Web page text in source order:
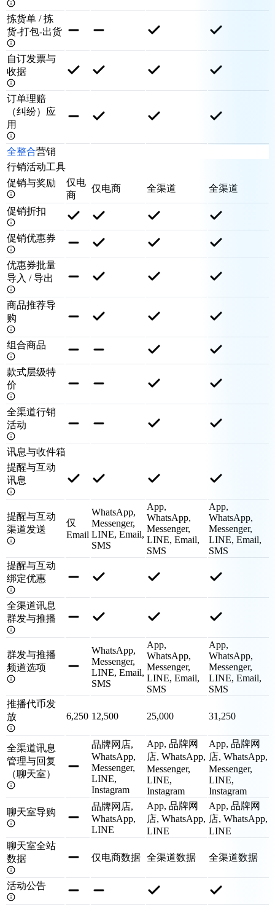
拣货单 / 拣
货-打包-出货
自订发票与
收据
订单理赔
（纠纷）应
用
全整合营销
行销活动工具
促销与奖励
仅电
商
仅电商 全渠道 全渠道
促销折扣
促销优惠券
优惠券批量
导入 / 导出
商品推荐导
购
组合商品
款式层级特
价
全渠道行销
活动
讯息与收件箱
提醒与互动
讯息
提醒与互动
渠道发送
仅
Email
WhatsApp,
Messenger,
LINE, Email,
SMS
App,
WhatsApp,
Messenger,
LINE, Email,
SMS
App,
WhatsApp,
Messenger,
LINE, Email,
SMS
提醒与互动
绑定优惠
全渠道讯息
群发与推播
群发与推播
频道选项
WhatsApp,
Messenger,
LINE, Email,
SMS
App,
WhatsApp,
Messenger,
LINE, Email,
SMS
App,
WhatsApp,
Messenger,
LINE, Email,
SMS
推播代币发
放
6,250 12,500 25,000 31,250
全渠道讯息
管理与回复
（聊天室）
品牌网店,
WhatsApp,
Messenger,
LINE,
Instagram
App, 品牌网
店, WhatsApp,
Messenger,
LINE,
Instagram
App, 品牌网
店, WhatsApp,
Messenger,
LINE,
Instagram
聊天室导购
品牌网店,
WhatsApp,
LINE
App, 品牌网
店, WhatsApp,
LINE
App, 品牌网
店, WhatsApp,
LINE
聊天室全站
数据
仅电商数据 全渠道数据 全渠道数据
活动公告